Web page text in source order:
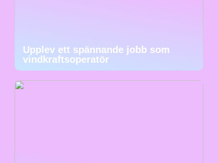
Upplev ett spännande jobb som
vindkraftsoperatör